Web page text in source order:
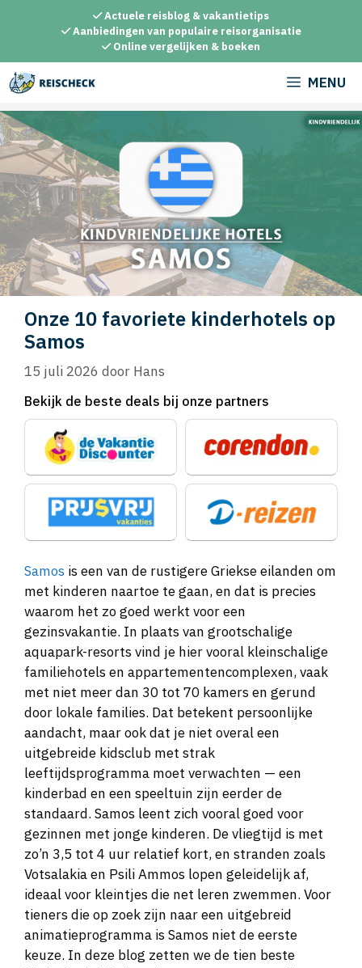
inhoud
Actuele reisblog & vakantietips
Aanbiedingen van populaire reisorganisatie
Online vergelijken & boeken
MENU
Onze 10 favoriete kinderhotels op
Samos
15 juli 2026 door Hans
Bekijk de beste deals bij onze partners
Samos is een van de rustigere Griekse eilanden om
met kinderen naartoe te gaan, en dat is precies
waarom het zo goed werkt voor een
gezinsvakantie. In plaats van grootschalige
aquapark-resorts vind je hier vooral kleinschalige
familiehotels en appartementencomplexen, vaak
met niet meer dan 30 tot 70 kamers en gerund
door lokale families. Dat betekent persoonlijke
aandacht, maar ook dat je niet overal een
uitgebreide kidsclub met strak
leeftijdsprogramma moet verwachten — een
kinderbad en een speeltuin zijn eerder de
standaard. Samos leent zich vooral goed voor
gezinnen met jonge kinderen. De vliegtijd is met
zo’n 3,5 tot 4 uur relatief kort, en stranden zoals
Votsalakia en Psili Ammos lopen geleidelijk af,
ideaal voor kleintjes die net leren zwemmen. Voor
tieners die op zoek zijn naar een uitgebreid
animatieprogramma is Samos niet de eerste
keuze. In deze blog zetten we de tien beste